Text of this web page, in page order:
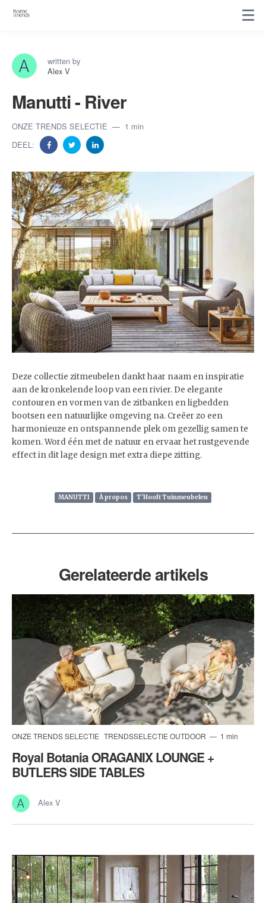
written by
Alex V
Manutti - River
ONZE TRENDS SELECTIE
1 min
DEEL:
Deze collectie zitmeubelen dankt haar naam en inspiratie
aan de kronkelende loop van een rivier. De elegante
contouren en vormen van de zitbanken en ligbedden
bootsen een natuurlijke omgeving na. Creëer zo een
harmonieuze en ontspannende plek om gezellig samen te
komen. Word één met de natuur en ervaar het rustgevende
effect in dit lage design met extra diepe zitting.
MANUTTI À propos T'Hooft Tuinmeubelen
Gerelateerde artikels
ONZE TRENDS SELECTIE TRENDSSELECTIE OUTDOOR 1 min
Royal Botania ORAGANIX LOUNGE +
BUTLERS SIDE TABLES
Alex V